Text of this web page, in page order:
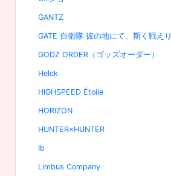
GANTZ
GATE 自衛隊 彼の地にて、斯く戦えり
GODZ ORDER（ゴッズオーダー）
Helck
HIGHSPEED Étoile
HORIZON
HUNTER×HUNTER
Ib
Limbus Company